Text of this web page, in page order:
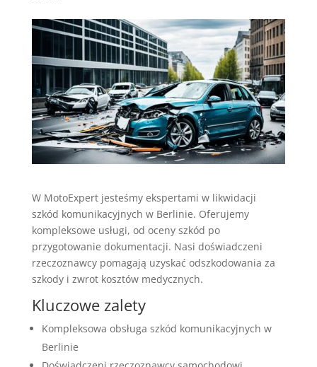
W MotoExpert jesteśmy ekspertami w likwidacji
szkód komunikacyjnych w Berlinie. Oferujemy
kompleksowe usługi, od oceny szkód po
przygotowanie dokumentacji. Nasi doświadczeni
rzeczoznawcy pomagają uzyskać odszkodowania za
szkody i zwrot kosztów medycznych.
Kluczowe zalety
Kompleksowa obsługa szkód komunikacyjnych w
Berlinie